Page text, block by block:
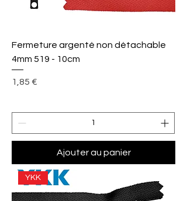
Fermeture argenté non détachable
4mm 519 - 10cm
Prix
1,85 €
Ajouter au panier
YKK